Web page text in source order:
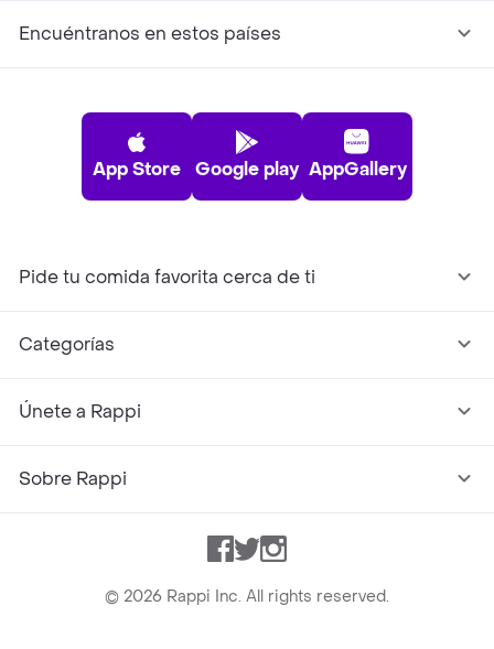
Encuéntranos en estos países
App Store Google play AppGallery
Pide tu comida favorita cerca de ti
Categorías
Únete a Rappi
Sobre Rappi
Facebook
TwitterInstagram
© 2026 Rappi Inc. All rights reserved.